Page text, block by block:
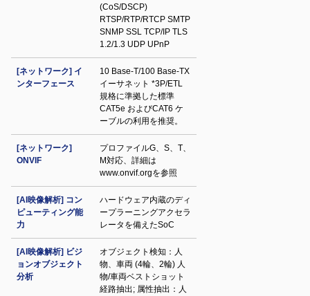
(CoS/DSCP)
RTSP/RTP/RTCP SMTP
SNMP SSL TCP/IP TLS
1.2/1.3 UDP UPnP
[ネットワーク] イ
ンターフェース
10 Base-T/100 Base-TX
イーサネット *3P/ETL
規格に準拠した標準
CAT5e およびCAT6 ケ
ーブルの利用を推奨。
[ネットワーク]
ONVIF
プロファイルG、S、T、
M対応、詳細は
www.onvif.orgを参照
[AI映像解析] コン
ピューティング能
力
ハードウェア内蔵のディ
ープラーニングアクセラ
レータを備えたSoC
[AI映像解析] ビジ
ョンオブジェクト
分析
オブジェクト検知：人
物、車両 (4輪、2輪) 人
物/車両ベストショット
経路抽出; 属性抽出：人